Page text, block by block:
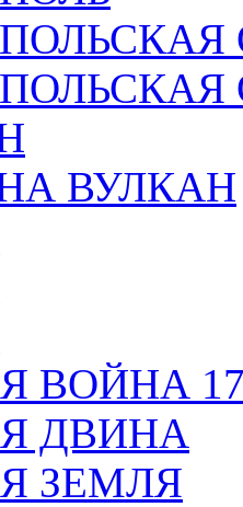
ВУЛКАН
ВОЙНА
ДВИНА
ЗЕМЛЯ